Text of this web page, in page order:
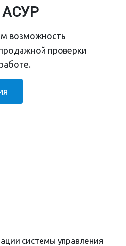
АСУР
возможность
проверки
системы управления